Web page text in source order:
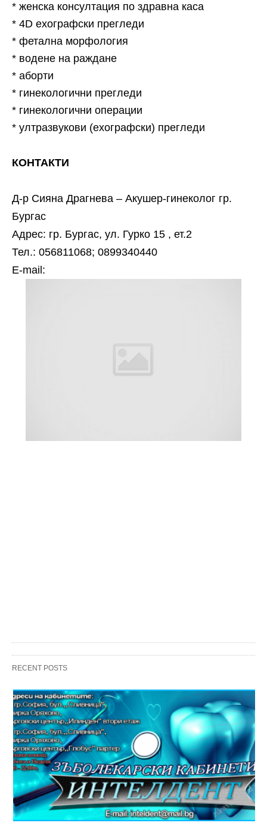
* женска консултация по здравна каса
* 4D ехографски прегледи
* фетална морфология
* водене на раждане
* аборти
* гинекологични прегледи
* гинекологични операции
* ултразвукови (ехографски) прегледи
КОНТАКТИ
Д-р Сияна Драгнева – Акушер-гинеколог гр.
Бургас
Адрес: гр. Бургас, ул. Гурко 15 , ет.2
Тел.: 056811068; 0899340440
Е-mail:
RECENT POSTS